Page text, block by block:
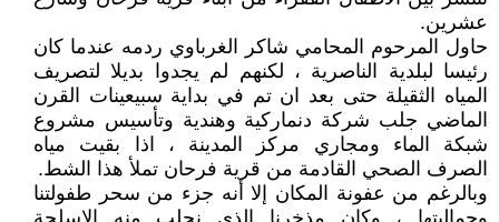
عشرين.
حاول المرحوم المحامي شاكر الغرباوي ردمه عندما كان
رئيسا لبلدية الناصرية ، لكنهم لم يجدوا بديلا لتصريف
المياه الثقيلة حتى بعد ان تم في بداية سبيعينات القرن
الماضي جلب شركة دنماركية وهندية وتأسيس مشروع
شبكة الماء ومجاري مركز المدينة ، اذا بقيت مياه
الصرف الصحي القادمة من قرية فرحان تملأ هذا الشط.
وبالرغم من عفونة المكان إلا أنه جزء من سحر طفولتنا